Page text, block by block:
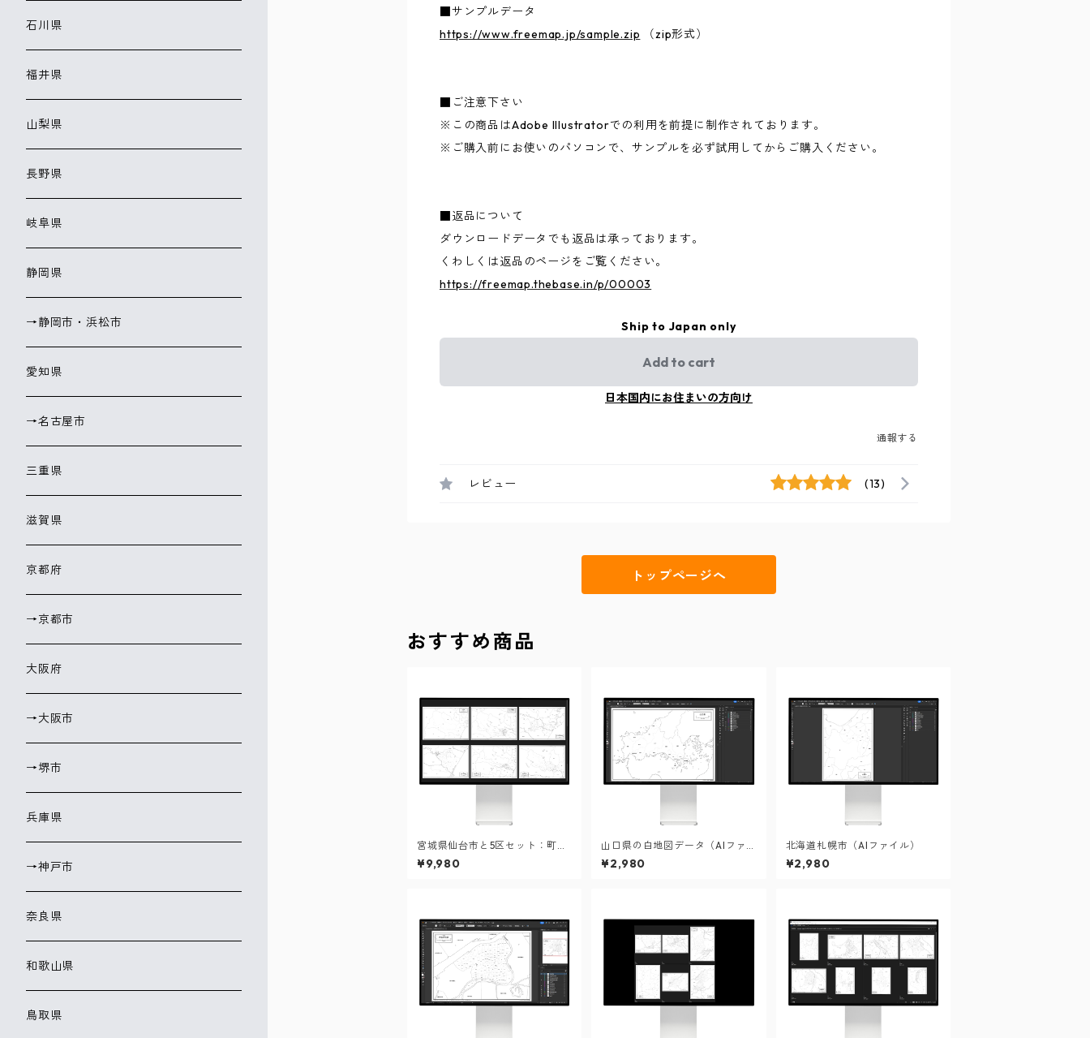
■サンプルデータ
https://www.freemap.jp/sample.zip （zip形式）
■ご注意下さい
※この商品はAdobe Illustratorでの利用を前提に制作されております。
※ご購入前にお使いのパソコンで、サンプルを必ず試用してからご購入ください。
■返品について
ダウンロードデータでも返品は承っております。
くわしくは返品のページをご覧ください。
https://freemap.thebase.in/p/00003
Ship to Japan only
Add to cart
日本国内にお住まいの方向け
通報する
レビュー (13)
トップページへ
おすすめ商品
宮城県仙台市と5区セット：町名
も記載の地図データ（PDF・Ai
ファイル）
¥9,980
山口県の白地図データ（AIファ
イル）
¥2,980
北海道札幌市（AIファイル）
¥2,980
石川県
福井県
山梨県
長野県
岐阜県
静岡県
→静岡市・浜松市
愛知県
→名古屋市
三重県
滋賀県
京都府
→京都市
大阪府
→大阪市
→堺市
兵庫県
→神戸市
奈良県
和歌山県
鳥取県